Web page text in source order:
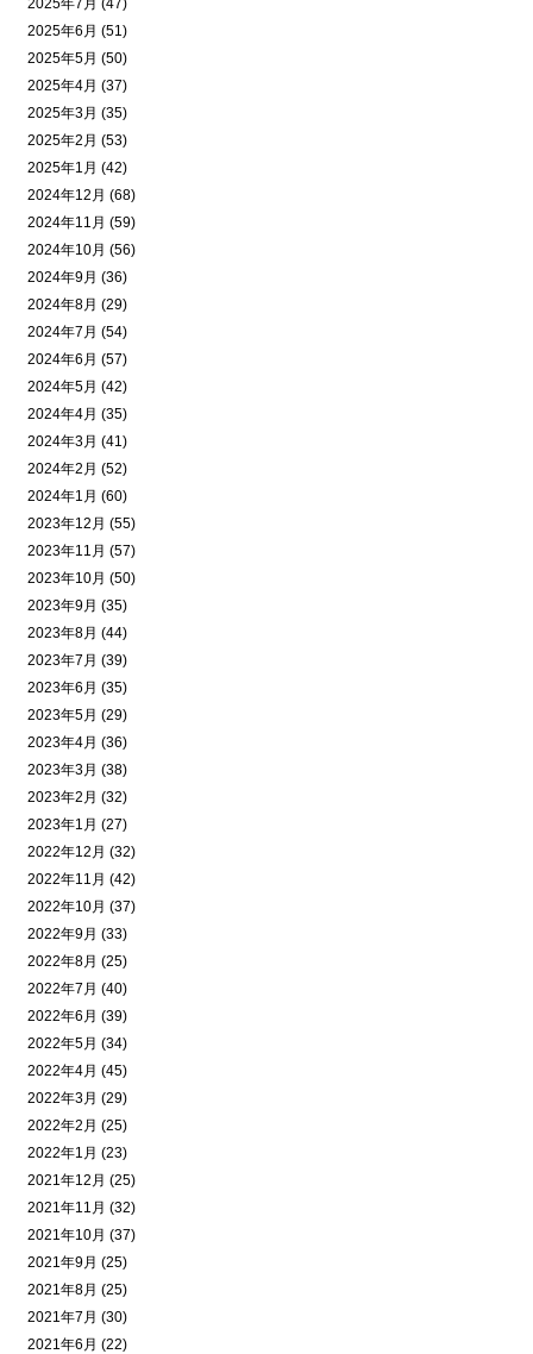
2025年7月 (47)
2025年6月 (51)
2025年5月 (50)
2025年4月 (37)
2025年3月 (35)
2025年2月 (53)
2025年1月 (42)
2024年12月 (68)
2024年11月 (59)
2024年10月 (56)
2024年9月 (36)
2024年8月 (29)
2024年7月 (54)
2024年6月 (57)
2024年5月 (42)
2024年4月 (35)
2024年3月 (41)
2024年2月 (52)
2024年1月 (60)
2023年12月 (55)
2023年11月 (57)
2023年10月 (50)
2023年9月 (35)
2023年8月 (44)
2023年7月 (39)
2023年6月 (35)
2023年5月 (29)
2023年4月 (36)
2023年3月 (38)
2023年2月 (32)
2023年1月 (27)
2022年12月 (32)
2022年11月 (42)
2022年10月 (37)
2022年9月 (33)
2022年8月 (25)
2022年7月 (40)
2022年6月 (39)
2022年5月 (34)
2022年4月 (45)
2022年3月 (29)
2022年2月 (25)
2022年1月 (23)
2021年12月 (25)
2021年11月 (32)
2021年10月 (37)
2021年9月 (25)
2021年8月 (25)
2021年7月 (30)
2021年6月 (22)